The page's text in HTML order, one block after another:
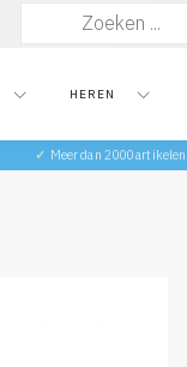
HEREN
✓ Meer dan 2000 artikelen